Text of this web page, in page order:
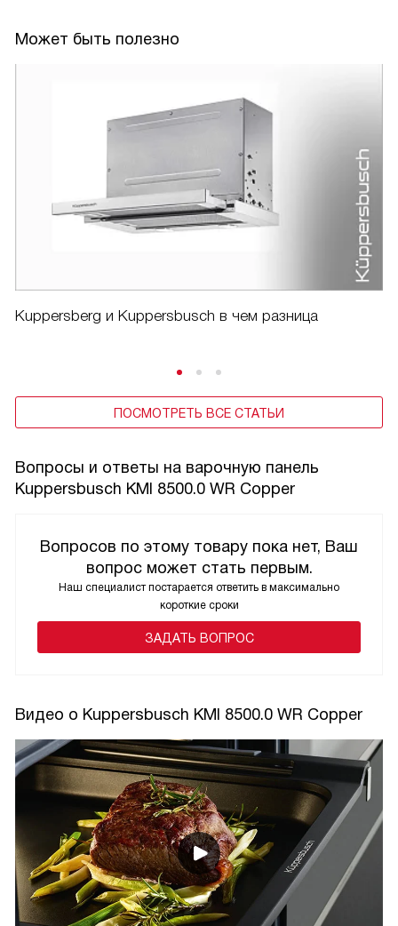
Может быть полезно
Kuppersberg и Kuppersbusch в чем разница
ПОСМОТРЕТЬ ВСЕ СТАТЬИ
Вопросы и ответы на варочную панель
Kuppersbusch KMI 8500.0 WR Copper
Вопросов по этому товару пока нет, Ваш
вопрос может стать первым.
Наш специалист постарается ответить в максимально
короткие сроки
ЗАДАТЬ ВОПРОС
Видео о Kuppersbusch KMI 8500.0 WR Copper